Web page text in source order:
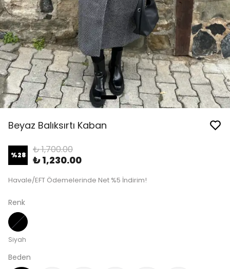
Beyaz Balıksırtı Kaban
%28 ₺ 1,700.00
₺ 1,230.00
Havale/EFT Ödemelerinde Net %5 İndirim!
Renk
Siyah
Beden